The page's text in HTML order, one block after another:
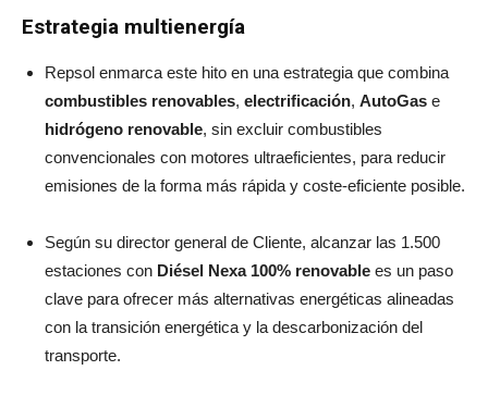
Estrategia multienergía
Repsol enmarca este hito en una estrategia que combina
combustibles renovables, electrificación, AutoGas e
hidrógeno renovable, sin excluir combustibles
convencionales con motores ultraeficientes, para reducir
emisiones de la forma más rápida y coste‑eficiente posible.
Según su director general de Cliente, alcanzar las 1.500
estaciones con Diésel Nexa 100% renovable es un paso
clave para ofrecer más alternativas energéticas alineadas
con la transición energética y la descarbonización del
transporte.